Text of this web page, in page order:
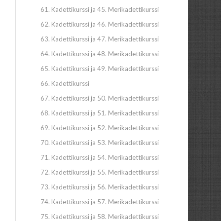
61. Kadettikurssi ja 45. Merikadettikurssi
62. Kadettikurssi ja 46. Merikadettikurssi
63. Kadettikurssi ja 47. Merikadettikurssi
64. Kadettikurssi ja 48. Merikadettikurssi
65. Kadettikurssi ja 49. Merikadettikurssi
66. Kadettikurssi
67. Kadettikurssi ja 50. Merikadettikurssi
68. Kadettikurssi ja 51. Merikadettikurssi
69. Kadettikurssi ja 52. Merikadettikurssi
70. Kadettikurssi ja 53. Merikadettikurssi
71. Kadettikurssi ja 54. Merikadettikurssi
72. Kadettikurssi ja 55. Merikadettikurssi
73. Kadettikurssi ja 56. Merikadettikurssi
74. Kadettikurssi ja 57. Merikadettikurssi
75. Kadettikurssi ja 58. Merikadettikurssi